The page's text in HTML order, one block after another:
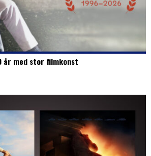
med stor filmkonst